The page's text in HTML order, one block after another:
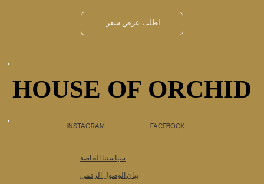
اطلب عرض سعر
HOUSE OF ORCHID
HOUSE OF ORCHID
INSTAGRAM FACEBOOK
سياستنا الخاصة
بيان الوصول الرقمي